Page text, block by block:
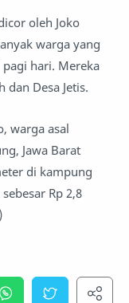
oleh Joko
warga yang
hari. Mereka
dan Desa Jetis.
warga asal
Jawa Barat
di kampung
Rp 2,8